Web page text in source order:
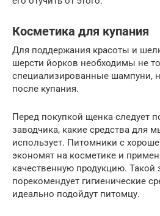
Косметика для купания
Для поддержания красоты и
шерсти йорков необходимы не
специализированные шампуни,
после купания.
Перед покупкой щенка следует
заводчика, какие средства для
использует. Питомники с
экономят на косметике и
качественную продукцию. Такой
порекомендует гигиенические
идеально подойдут питомцу.